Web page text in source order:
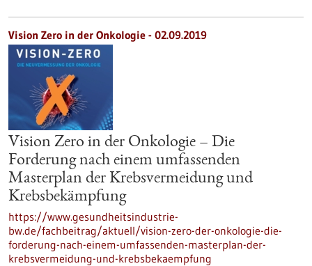
Vision Zero in der Onkologie - 02.09.2019
Vision Zero in der Onkologie – Die
Forderung nach einem umfassenden
Masterplan der Krebsvermeidung und
Krebsbekämpfung
https://www.gesundheitsindustrie-
bw.de/fachbeitrag/aktuell/vision-zero-der-onkologie-die-
forderung-nach-einem-umfassenden-masterplan-der-
krebsvermeidung-und-krebsbekaempfung